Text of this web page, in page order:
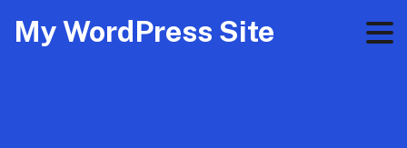
My WordPress Site